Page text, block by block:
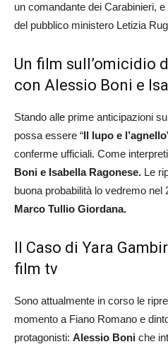
un comandante dei Carabinieri, e
del pubblico ministero Letizia
Un film sull’omicidio
con Alessio Boni e
Stando alle prime anticipazioni
possa essere “Il lupo e l’agnello
conferme ufficiali. Come
Boni e Isabella Ragonese. Le
buona probabilità lo vedremo nel
Marco Tullio Giordana.
Il Caso di Yara
film tv
Sono attualmente in corso le
momento a Fiano Romano e
protagonisti: Alessio Boni che